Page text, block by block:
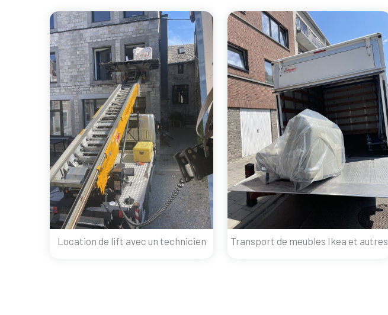
Location de lift avec un technicien Transport de meubles Ikea et autres